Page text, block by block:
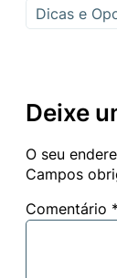
Dicas e
Deixe
O seu
Campos
Comentário *